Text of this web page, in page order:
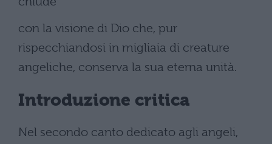
con la visione di Dio che, pur
rispecchiandosi in migliaia di creature
angeliche, conserva la sua eterna unità.
Introduzione critica
Nel secondo canto dedicato agli angeli,